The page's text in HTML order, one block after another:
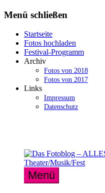
Zum
springen
Menü schließen
Startseite
Fotos hochladen
Festival-Programm
Archiv
Fotos von 2018
Fotos von 2017
Links
Impressum
Datenschutz
Menü